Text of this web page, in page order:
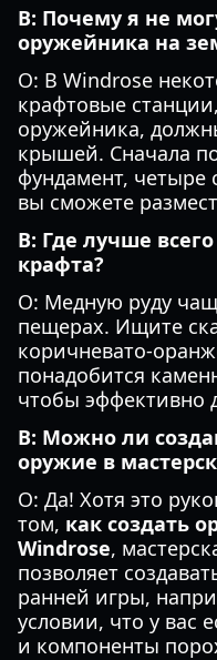
В: Почему я не
оружейника на
О: В Windrose
крафтовые
оружейника,
крышей. Сначала
фундамент, четыре
вы сможете
В: Где лучше
крафта?
О: Медную руду
пещерах. Ищите
коричневато-
понадобится
чтобы эффективно
В: Можно ли
оружие в
О: Да! Хотя это
том, как создать
Windrose,
позволяет
ранней игры,
условии, что у вас
и компоненты